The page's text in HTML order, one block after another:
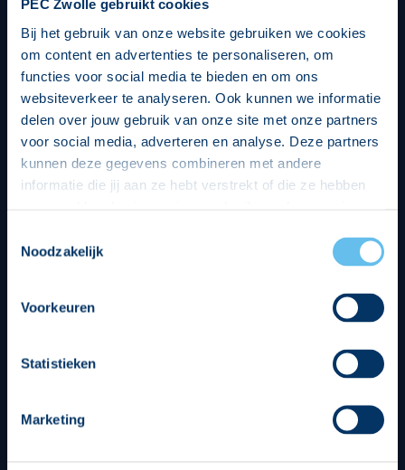
PEC Zwolle gebruikt cookies
Bij het gebruik van onze website gebruiken we cookies
om content en advertenties te personaliseren, om
functies voor social media te bieden en om ons
websiteverkeer te analyseren. Ook kunnen we informatie
delen over jouw gebruik van onze site met onze partners
voor social media, adverteren en analyse. Deze partners
kunnen deze gegevens combineren met andere
informatie die jij aan ze hebt verstrekt of die ze hebben
op een veilige en integere wijze. Je kunt je toestemming
beheren op de privacy- en cookieverklaring pagina.
Noodzakelijk
Voorkeuren
Statistieken
Marketing